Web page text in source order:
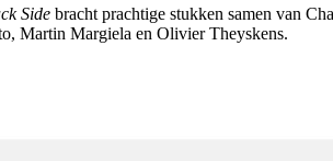
Side bracht prachtige stukken samen van
Martin Margiela en Olivier Theyskens.